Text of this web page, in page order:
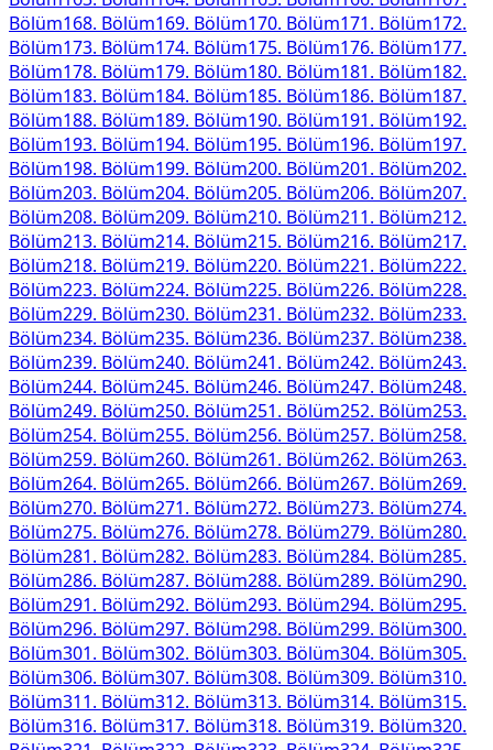
Bölüm168. Bölüm169. Bölüm170. Bölüm171. Bölüm172.
Bölüm173. Bölüm174. Bölüm175. Bölüm176. Bölüm177.
Bölüm178. Bölüm179. Bölüm180. Bölüm181. Bölüm182.
Bölüm183. Bölüm184. Bölüm185. Bölüm186. Bölüm187.
Bölüm188. Bölüm189. Bölüm190. Bölüm191. Bölüm192.
Bölüm193. Bölüm194. Bölüm195. Bölüm196. Bölüm197.
Bölüm198. Bölüm199. Bölüm200. Bölüm201. Bölüm202.
Bölüm203. Bölüm204. Bölüm205. Bölüm206. Bölüm207.
Bölüm208. Bölüm209. Bölüm210. Bölüm211. Bölüm212.
Bölüm213. Bölüm214. Bölüm215. Bölüm216. Bölüm217.
Bölüm218. Bölüm219. Bölüm220. Bölüm221. Bölüm222.
Bölüm223. Bölüm224. Bölüm225. Bölüm226. Bölüm228.
Bölüm229. Bölüm230. Bölüm231. Bölüm232. Bölüm233.
Bölüm234. Bölüm235. Bölüm236. Bölüm237. Bölüm238.
Bölüm239. Bölüm240. Bölüm241. Bölüm242. Bölüm243.
Bölüm244. Bölüm245. Bölüm246. Bölüm247. Bölüm248.
Bölüm249. Bölüm250. Bölüm251. Bölüm252. Bölüm253.
Bölüm254. Bölüm255. Bölüm256. Bölüm257. Bölüm258.
Bölüm259. Bölüm260. Bölüm261. Bölüm262. Bölüm263.
Bölüm264. Bölüm265. Bölüm266. Bölüm267. Bölüm269.
Bölüm270. Bölüm271. Bölüm272. Bölüm273. Bölüm274.
Bölüm275. Bölüm276. Bölüm278. Bölüm279. Bölüm280.
Bölüm281. Bölüm282. Bölüm283. Bölüm284. Bölüm285.
Bölüm286. Bölüm287. Bölüm288. Bölüm289. Bölüm290.
Bölüm291. Bölüm292. Bölüm293. Bölüm294. Bölüm295.
Bölüm296. Bölüm297. Bölüm298. Bölüm299. Bölüm300.
Bölüm301. Bölüm302. Bölüm303. Bölüm304. Bölüm305.
Bölüm306. Bölüm307. Bölüm308. Bölüm309. Bölüm310.
Bölüm311. Bölüm312. Bölüm313. Bölüm314. Bölüm315.
Bölüm316. Bölüm317. Bölüm318. Bölüm319. Bölüm320.